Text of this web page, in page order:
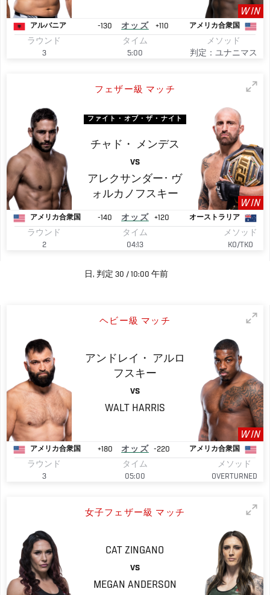
WIN
アルバニア -130 オッズ +110 アメリカ合衆国
ラウンド
3
タイム
5:00
メソッド
判定：ユナニマス
フェザー級 マッチ
ファイト・オブ・ザ・ナイト
チャド・ メンデス
VS
アレクサンダー･ ヴ
ォルカノフスキー
WIN
アメリカ合衆国 -140 オッズ +120 オーストラリア
ラウンド
2
タイム
04:13
メソッド
KO/TKO
日, 判定 30 / 10:00 午前
ヘビー級 マッチ
アンドレイ・
アルロ
フスキー
VS
WALT HARRIS
WIN
アメリカ合衆国 +180 オッズ -220 アメリカ合衆国
ラウンド
3
タイム
05:00
メソッド
OVERTURNED
女子フェザー級 マッチ
CAT ZINGANO
VS
MEGAN ANDERSON